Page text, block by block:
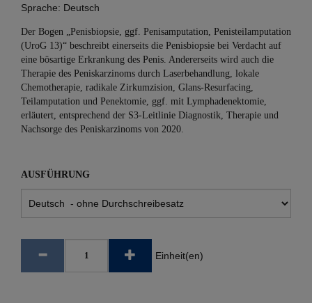
Sprache: Deutsch
Der Bogen „Penisbiopsie, ggf. Penisamputation, Penisteilamputation
(UroG 13)“ beschreibt einerseits die Penisbiopsie bei Verdacht auf
eine bösartige Erkrankung des Penis. Andererseits wird auch die
Therapie des Peniskarzinoms durch Laserbehandlung, lokale
Chemotherapie, radikale Zirkumzision, Glans-Resurfacing,
Teilamputation und Penektomie, ggf. mit Lymphadenektomie,
erläutert, entsprechend der S3-Leitlinie Diagnostik, Therapie und
Nachsorge des Peniskarzinoms von 2020.
AUSFÜHRUNG
Einheit(en)